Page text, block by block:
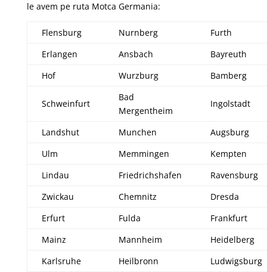
le avem pe ruta Motca Germania:
Flensburg Nurnberg
Furth
Erlangen
Ansbach
Bayreuth
Hof
Wurzburg Bamberg
Schweinfurt
Bad
Mergentheim
Ingolstadt
Landshut Munchen
Augsburg
Ulm
Memmingen
Kempten
Lindau
Friedrichshafen
Ravensburg
Zwickau
Chemnitz
Dresda
Erfurt
Fulda
Frankfurt
Mainz
Mannheim
Heidelberg
Karlsruhe
Heilbronn
Ludwigsburg